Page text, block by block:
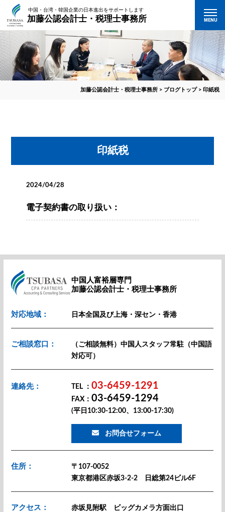
中国・台湾・韓国企業の日本進出をサポートします
加藤公認会計士・税理士事務所 MENU
加藤公認会計士・税理士事務所 > ブログトップ > 印紙税
印紙税
2024/04/28
電子契約書の取り扱い：
中国人富裕層専門
加藤公認会計士・税理士事務所
対応地域： 日本全国及び上海・深セン・香港
ご相談窓口：
（ご相談無料）中国人スタッフ常駐（中国語
対応可）
連絡先： TEL ：03-6459-1291
FAX：03-6459-1294
(平日10:30-12:00、13:00-17:30)
お問合せフォーム
住所：
〒107-0052
東京都港区赤坂3-2-2 日総第24ビル6F
アクセス：
赤坂見附駅 ビッグカメラ方面出口